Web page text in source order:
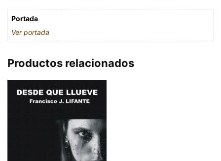
Portada
Ver portada
Productos relacionados